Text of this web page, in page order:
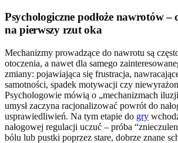
Psychologiczne podłoże nawrotów –
na pierwszy rzut oka
Mechanizmy prowadzące do nawrotu są
otoczenia, a nawet dla samego
zmiany: pojawiająca się frustracja,
samotności, spadek motywacji czy
Psychologowie mówią o „mechanizmach
umysł zaczyna racjonalizować powrót do
usprawiedliwień. Na tym etapie do gry
nałogowej regulacji uczuć – próba
bólu lub pustki poprzez stare, dobrze znane